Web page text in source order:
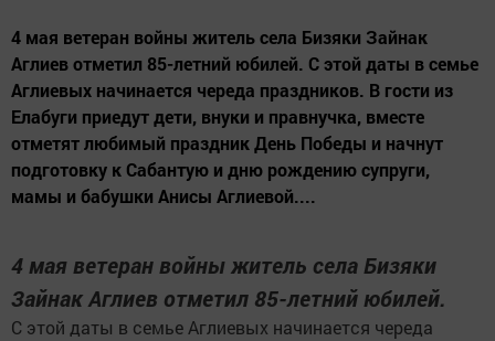
4 мая ветеран войны житель села Бизяки Зайнак
Аглиев отметил 85-летний юбилей. С этой даты в семье
Аглиевых начинается череда праздников. В гости из
Елабуги приедут дети, внуки и правнучка, вместе
отметят любимый праздник День Победы и начнут
подготовку к Сабантую и дню рождению супруги,
мамы и бабушки Анисы Аглиевой....
4 мая ветеран войны житель села Бизяки
Зайнак Аглиев отметил 85-летний юбилей.
С этой даты в семье Аглиевых начинается череда